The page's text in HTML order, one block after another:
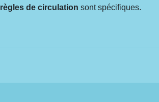
règles de circulation sont spécifiques.